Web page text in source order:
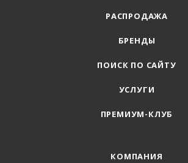
РАСПРОДАЖА
БРЕНДЫ
ПОИСК ПО САЙТУ
УСЛУГИ
ПРЕМИУМ-КЛУБ
КОМПАНИЯ